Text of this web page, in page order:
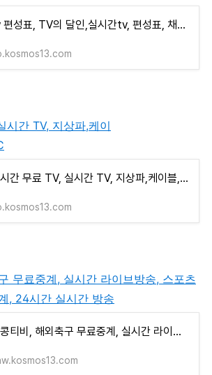
tv 편성표, TV의 달인,실시간tv, 편성표, 채널정보, 프로야구 편성표, 결과 정보 제공, 330개 이상의
시간 TV, 지상파,케이
실시간 무료 TV, 실시간 TV, 지상파,케이블,DMB,SBS,MBC
무료중계, 실시간 라이브방송, 스포츠
, 24시간 실시간 방송
킹콩티비, 해외축구 무료중계, 실시간 라이브방송, 스포츠중계, 해외축구중계, 24시간 실시간 방